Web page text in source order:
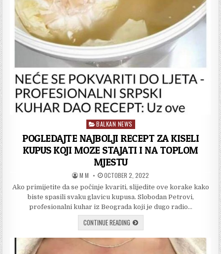
Posted
in
BALKAN NEWS
POGLEDAJTE NAJBOLJI RECEPT ZA KISELI
KUPUS KOJI MOZE STAJATI I NA TOPLOM
MJESTU
AUTHOR:
M M PUBLISHED
DATE:
OCTOBER 2, 2022
Ako primijetite da se počinje kvariti, slijedite ove korake kako
biste spasili svaku glavicu kupusa. Slobodan Petrovi,
profesionalni kuhar iz Beograda koji je dugo radio…
CONTINUE READINGPOGLEDAJTE
NAJBOLJI
ZA